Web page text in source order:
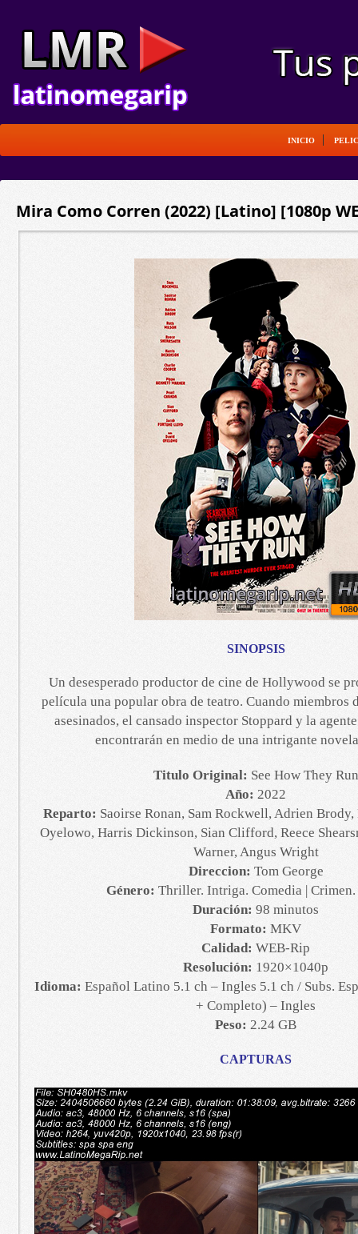
INICIO
Mira Como Corren (2022) [Latino] [1080p
SINOPSIS
Un desesperado productor de cine de Hollywood se
película una popular obra de teatro. Cuando miembros
asesinados, el cansado inspector Stoppard y la
encontrarán en medio de una intrigante
Titulo Original: See How They Run
Año: 2022
Reparto: Saoirse Ronan, Sam Rockwell, Adrien
Oyelowo, Harris Dickinson, Sian Clifford, Reece
Warner, Angus Wright
Direccion: Tom George
Género: Thriller. Intriga. Comedia | Crimen.
Duración: 98 minutos
Formato: MKV
Calidad: WEB-Rip
Resolución: 1920×1040p
Idioma: Español Latino 5.1 ch – Ingles 5.1 ch / Subs.
+ Completo) – Ingles
Peso: 2.24 GB
CAPTURAS